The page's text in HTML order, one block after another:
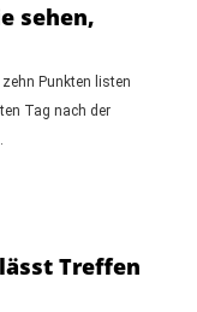
sehen,
Punkten listen
Tag nach der
Treffen